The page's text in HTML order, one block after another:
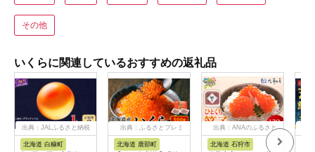
その他
いくらに関連しているおすすめの返礼品
出典：JALふるさと納税
北海道 白糠町
出典：ふるさとプレミ
アム
北海道 鹿部町
出典：ANAのふるさと
納税
北海道 石狩市